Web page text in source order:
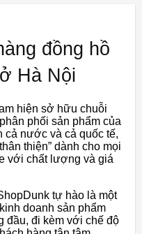
đồng hồ
Hà Nội
hiện sở hữu chuỗi
phối sản phẩm của
cả nước và cả quốc tế,
thiện” dành cho mọi
với chất lượng và giá
tự hào là một
doanh sản phẩm
đầu, đi kèm với chế độ